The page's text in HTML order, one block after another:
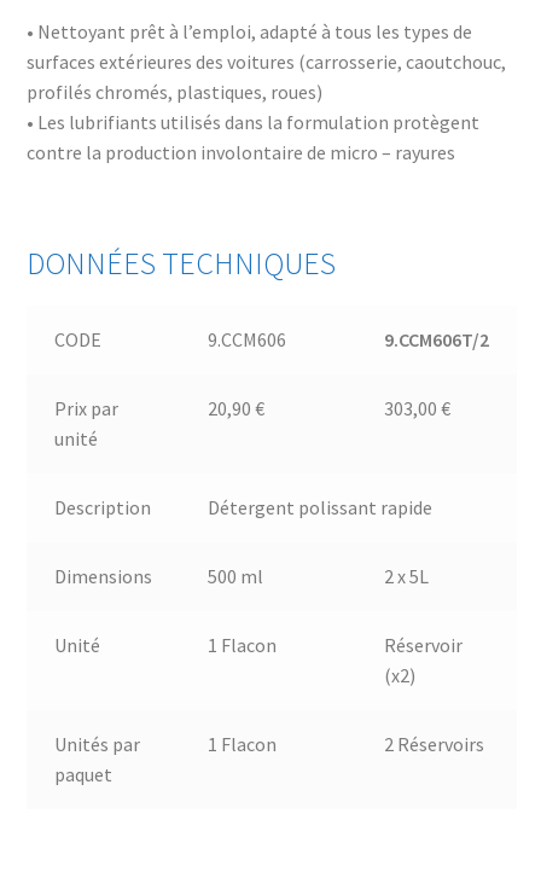
• Nettoyant prêt à l’emploi, adapté à tous les types de
surfaces extérieures des voitures (carrosserie, caoutchouc,
profilés chromés, plastiques, roues)
• Les lubrifiants utilisés dans la formulation protègent
contre la production involontaire de micro – rayures
DONNÉES TECHNIQUES
CODE 9.CCM606 9.CCM606T/2
Prix par
unité
20,90 € 303,00 €
Description Détergent polissant rapide
Dimensions 500 ml 2 x 5L
Unité 1 Flacon
Réservoir
(x2)
Unités par
paquet
1 Flacon 2 Réservoirs